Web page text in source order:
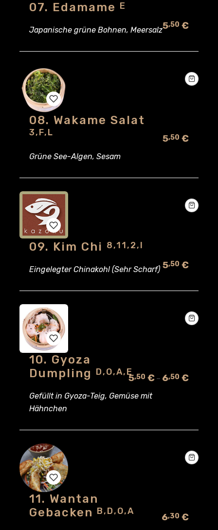
to
07. Edamame E
Japanische grüne Bohnen, Meersalz5,50 €
Add
wishlist
08. Wakame Salat
3,F,L
Grüne See-Algen, Sesam
5,50 €
to
09. Kim Chi 8,11,2,I
Eingelegter Chinakohl (Sehr Scharf) 5,50 €
Add
wishlist
10. Gyoza
Dumpling D,O,A,E
Gefüllt in Gyoza-Teig, Gemüse mit
Hähnchen
5,50 € – 6,50 €
Add
11. Wantan
Gebacken B,D,O,A
6,30 €